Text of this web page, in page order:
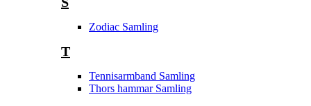
Zodiac Samling
T
Tennisarmband Samling
Thors hammar Samling